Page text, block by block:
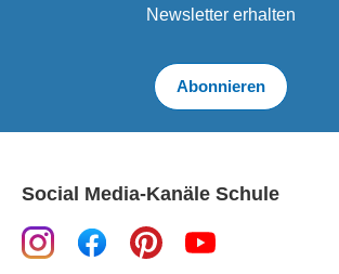
Newsletter erhalten
Abonnieren
Social Media-Kanäle Schule